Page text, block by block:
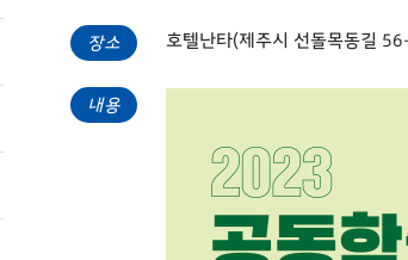
장소 호텔난타(제주시 선돌목동길
내용